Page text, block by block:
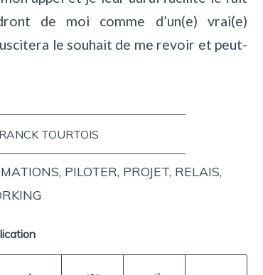
de moi comme d’un(e) vrai(e)
le souhait de me revoir et peut-
TOURTOIS
, PILOTER, PROJET, RELAIS,